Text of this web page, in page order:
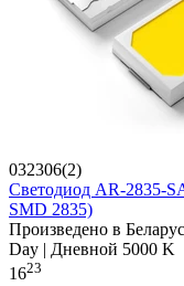
032306(2)
Светодиод AR-2835-
SMD 2835)
Произведено в
Day | Дневной 5000 K
1623